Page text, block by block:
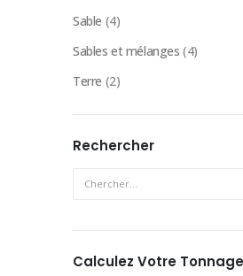
Sable (4)
Sables et mélanges (4)
Terre (2)
Rechercher
Calculez Votre Tonnage